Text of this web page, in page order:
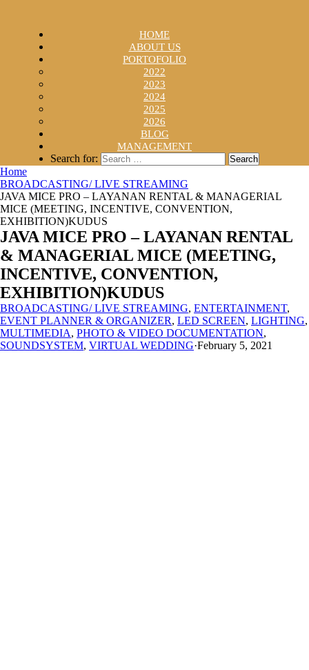
HOME
ABOUT US
PORTOFOLIO
2022
2023
2024
2025
2026
BLOG
MANAGEMENT
Search for:
Home
BROADCASTING/ LIVE STREAMING
JAVA MICE PRO – LAYANAN RENTAL & MANAGERIAL
MICE (MEETING, INCENTIVE, CONVENTION,
EXHIBITION)KUDUS
JAVA MICE PRO – LAYANAN RENTAL
& MANAGERIAL MICE (MEETING,
INCENTIVE, CONVENTION,
EXHIBITION)KUDUS
BROADCASTING/ LIVE STREAMING, ENTERTAINMENT,
EVENT PLANNER & ORGANIZER, LED SCREEN, LIGHTING,
MULTIMEDIA, PHOTO & VIDEO DOCUMENTATION,
SOUNDSYSTEM, VIRTUAL WEDDING·February 5, 2021